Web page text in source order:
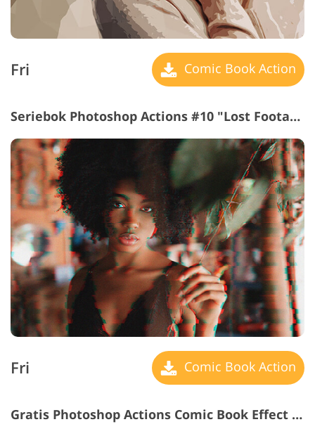
Fri Comic Book Action
Seriebok Photoshop Actions #10 "Lost Footage"
Fri Comic Book Action
Gratis Photoshop Actions Comic Book Effect #11 "Ambiguity"